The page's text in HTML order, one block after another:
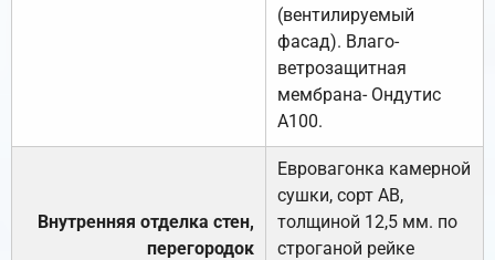
(вентилируемый
фасад). Влаго-
ветрозащитная
мембрана- Ондутис
А100.
Внутренняя отделка стен,
перегородок
Евровагонка камерной
сушки, сорт АВ,
толщиной 12,5 мм. по
строганой рейке